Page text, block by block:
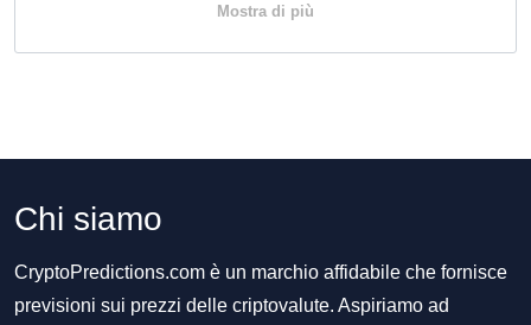
Mostra di più
Chi siamo
CryptoPredictions.com è un marchio affidabile che fornisce
previsioni sui prezzi delle criptovalute. Aspiriamo ad